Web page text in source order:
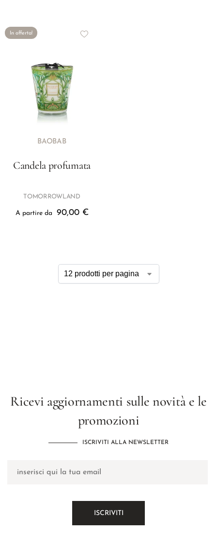
In offerta!
BAOBAB
Candela profumata
TOMORROWLAND
A partire da 90,00 €
Ricevi aggiornamenti sulle novità e le
promozioni
ISCRIVITI ALLA NEWSLETTER